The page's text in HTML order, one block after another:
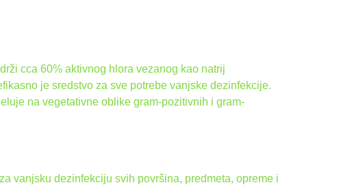
cca 60% aktivnog hlora vezanog kao natrij
je sredstvo za sve potrebe vanjske dezinfekcije.
na vegetativne oblike gram-pozitivnih i gram-
vanjsku dezinfekciju svih površina, predmeta, opreme i